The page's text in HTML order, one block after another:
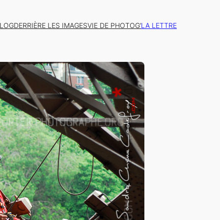
DERRIÈRE LES IMAGESVIE DE PHOTOG’LA LETTRE